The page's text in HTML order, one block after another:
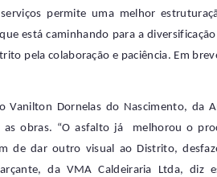
permite uma melhor
está caminhando para a
pela colaboração e paciência. Em
Vanilton Dornelas do Nascimento, da
as obras. “O asfalto já melhorou o
de dar outro visual ao Distrito,
da VMA Caldeiraria Ltda,